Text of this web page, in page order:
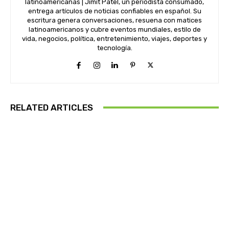
latinoamericanas | Jimit Patel, un periodista consumado,
entrega artículos de noticias confiables en español. Su
escritura genera conversaciones, resuena con matices
latinoamericanos y cubre eventos mundiales, estilo de
vida, negocios, política, entretenimiento, viajes, deportes y
tecnología.
RELATED ARTICLES